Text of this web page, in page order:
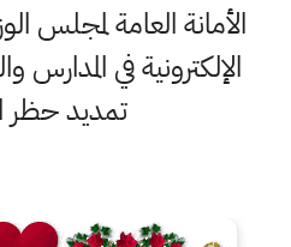
العامة لمجلس الوزراء:
في المدارس
تمديد حظر التجوال